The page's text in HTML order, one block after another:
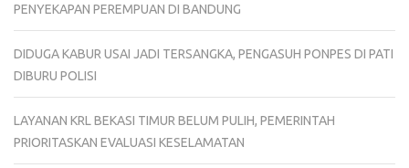
PENYEKAPAN PEREMPUAN DI BANDUNG
DIDUGA KABUR USAI JADI TERSANGKA, PENGASUH PONPES DI PATI
DIBURU POLISI
LAYANAN KRL BEKASI TIMUR BELUM PULIH, PEMERINTAH
PRIORITASKAN EVALUASI KESELAMATAN